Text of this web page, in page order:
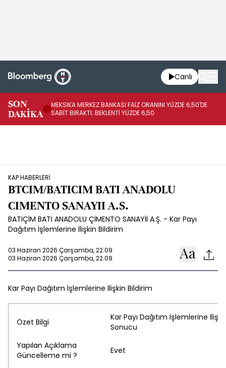
Canlı
SON
DAKİKA
MEKSİKA MERKEZ BANKASI FAİZ ORANINI YÜZDE 6,50'DE
SABİT BIRAKTI; BEKLENTİ YÜZDE 6,50
KAP HABERLERİ
BTCIM/BATICIM BATI ANADOLU
CIMENTO SANAYII A.S.
BATIÇİM BATI ANADOLU ÇİMENTO SANAYİİ A.Ş. - Kar Payı
Dağıtım İşlemlerine İlişkin Bildirim
03 Haziran 2026 Çarşamba, 22:09
03 Haziran 2026 Çarşamba, 22:09
Kar Payı Dağıtım İşlemlerine İlişkin Bildirim
Özet Bilgi
Kar Payı Dağıtım İşlemlerine
Sonucu
Yapılan Açıklama
Güncelleme mi ?
Evet